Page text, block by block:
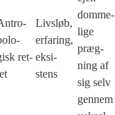
ret­
Livsløb,
erfa­ring,
eksi­
stens
dom­me­
li­ge
præg­
ning af
sig selv
gen­nem